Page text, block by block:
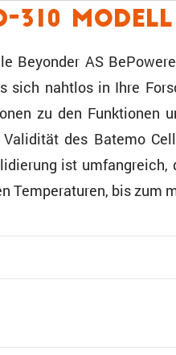
310 Modell
Beyonder AS
nahtlos in Ihre
zu den Funktionen
des Batemo
ist umfang­reich,
Tempe­ra­turen, bis